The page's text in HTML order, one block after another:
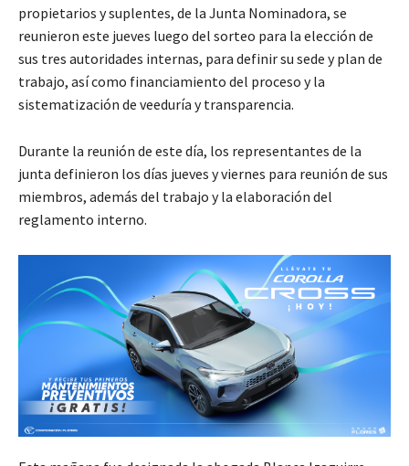
propietarios y suplentes, de la Junta Nominadora, se
reunieron este jueves luego del sorteo para la elección de
sus tres autoridades internas, para definir su sede y plan de
trabajo, así como financiamiento del proceso y la
sistematización de veeduría y transparencia.
Durante la reunión de este día, los representantes de la
junta definieron los días jueves y viernes para reunión de sus
miembros, además del trabajo y la elaboración del
reglamento interno.